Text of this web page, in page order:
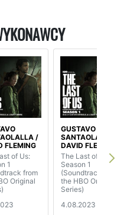
/
FLEMING
of Us:
1
from
Original
GUSTAVO
SANTAOLALLA /
DAVID FLEMING
The Last of Us:
Season 1
(Soundtrack from
the HBO Original
Series)
4.08.2023